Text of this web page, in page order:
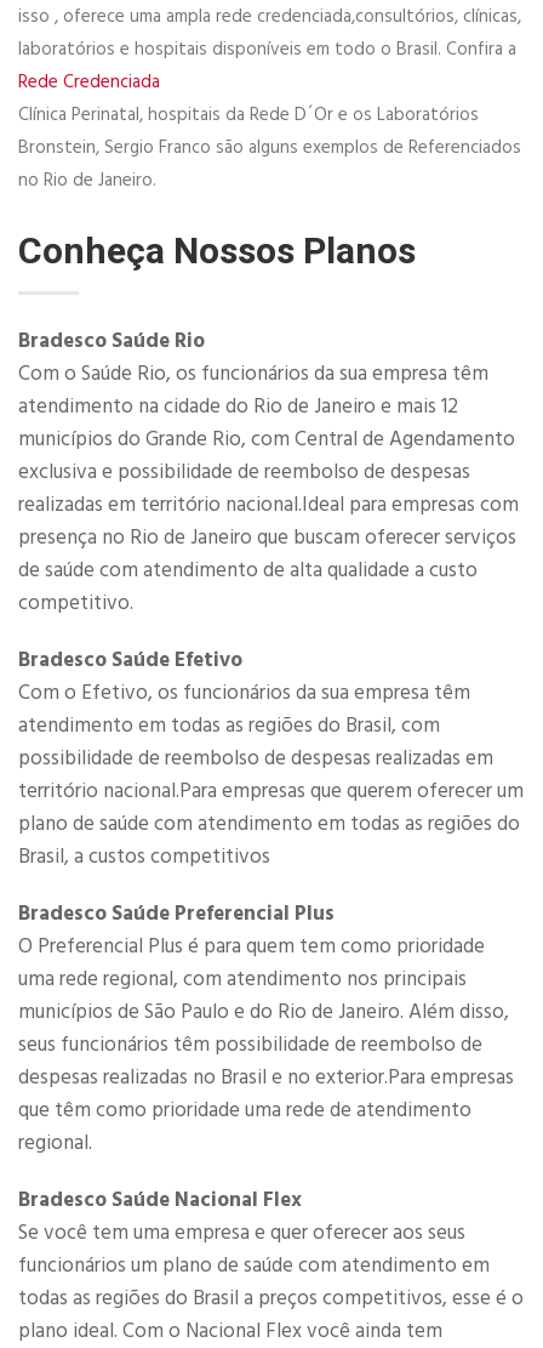
isso , oferece uma ampla rede credenciada,consultórios, clínicas,
laboratórios e hospitais disponíveis em todo o Brasil. Confira a
Rede Credenciada
Clínica Perinatal, hospitais da Rede D´Or e os Laboratórios
Bronstein, Sergio Franco são alguns exemplos de Referenciados
no Rio de Janeiro.
Conheça Nossos Planos
Bradesco Saúde Rio
Com o Saúde Rio, os funcionários da sua empresa têm
atendimento na cidade do Rio de Janeiro e mais 12
municípios do Grande Rio, com Central de Agendamento
exclusiva e possibilidade de reembolso de despesas
realizadas em território nacional.Ideal para empresas com
presença no Rio de Janeiro que buscam oferecer serviços
de saúde com atendimento de alta qualidade a custo
competitivo.
Bradesco Saúde Efetivo
Com o Efetivo, os funcionários da sua empresa têm
atendimento em todas as regiões do Brasil, com
possibilidade de reembolso de despesas realizadas em
território nacional.Para empresas que querem oferecer um
plano de saúde com atendimento em todas as regiões do
Brasil, a custos competitivos​
Bradesco Saúde Preferencial Plus
O Preferencial Plus é para quem tem como prioridade
uma rede regional, com atendimento nos principais
municípios de São Paulo e do Rio de Janeiro. Além disso,
seus funcionários têm possibilidade de reembolso de
despesas realizadas no Brasil e no exterior.Para empresas
que têm como prioridade uma rede de atendimento
regional.​
Bradesco Saúde Nacional Flex
Se você tem uma empresa e quer oferecer aos seus
funcionários um plano de saúde com atendimento em
todas as regiões do Brasil a preços competitivos, esse é o
plano ideal. Com o Nacional Flex você ainda tem